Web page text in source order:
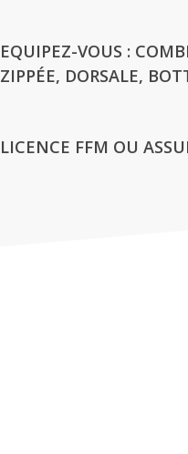
EQUIPEZ-VOUS :
ZIPPÉE, DORSALE,
LICENCE FFM OU